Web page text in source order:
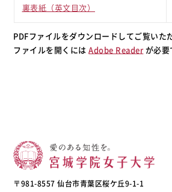
裏表紙（英文目次）
PDFファイルをダウンロードしてご覧いた
ファイルを開くにはAdobe Readerが必要
〒981-8557 仙台市青葉区桜ケ丘9-1-1